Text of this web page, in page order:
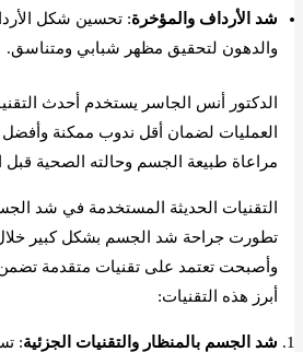
شد الأرداف والمؤخرة: تحسين شكل
والدهون لتحقيق مظهر شبابي ومتناسق.
الدكتور أنس الجاسر يستخدم أحدث
العمليات لضمان أقل ندوب ممكنة وأفضل
مراعاة طبيعة الجسم وحالته الصحية قبل
التقنيات الحديثة المستخدمة في شد
تطورت جراحة شد الجسم بشكل كبير خلال
وأصبحت تعتمد على تقنيات متقدمة تضمن
أبرز هذه التقنيات:
شد الجسم بالمنظار والتقنيات الجزئية: